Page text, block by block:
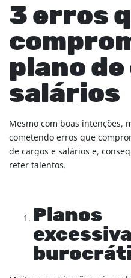
3 erros
plano
salários
Mesmo com boas intenções,
cometendo erros que
de cargos e salários e,
reter talentos.
Planos